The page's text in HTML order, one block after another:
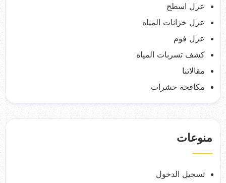
عزل اسطح
عزل خزانات المياه
عزل فوم
كشف تسربات المياه
مقالاتنا
مكافحة حشرات
منوعات
تسجيل الدخول